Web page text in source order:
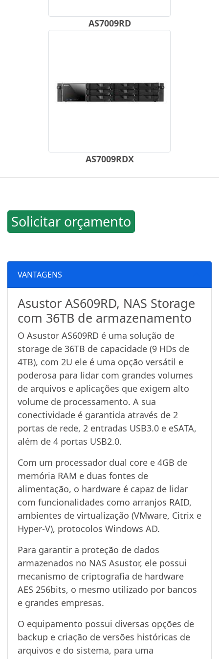
AS7009RD
AS7009RDX
Solicitar orçamento
VANTAGENS
Asustor AS609RD, NAS Storage
com 36TB de armazenamento
O Asustor AS609RD é uma solução de
storage de 36TB de capacidade (9 HDs de
4TB), com 2U ele é uma opção versátil e
poderosa para lidar com grandes volumes
de arquivos e aplicações que exigem alto
volume de processamento. A sua
conectividade é garantida através de 2
portas de rede, 2 entradas USB3.0 e eSATA,
além de 4 portas USB2.0.
Com um processador dual core e 4GB de
memória RAM e duas fontes de
alimentação, o hardware é capaz de lidar
com funcionalidades como arranjos RAID,
ambientes de virtualização (VMware, Citrix e
Hyper-V), protocolos Windows AD.
Para garantir a proteção de dados
armazenados no NAS Asustor, ele possui
mecanismo de criptografia de hardware
AES 256bits, o mesmo utilizado por bancos
e grandes empresas.
O equipamento possui diversas opções de
backup e criação de versões históricas de
arquivos e do sistema, para uma